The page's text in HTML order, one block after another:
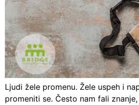
Ljudi žele promenu. Žele uspeh i
promeniti se. Često nam fali